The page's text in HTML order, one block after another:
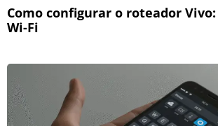
Como configurar o roteador Vivo:
Wi-Fi